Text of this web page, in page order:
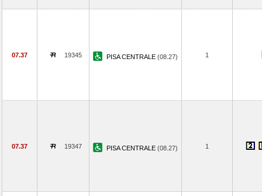
07.37 19345 PISA CENTRALE (08.27) 1
07.37 19347 PISA CENTRALE (08.27) 1